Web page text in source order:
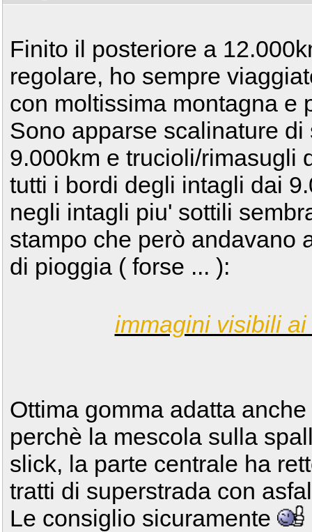
Finito il posteriore a
regolare, ho sempre
con moltissima montagna e
Sono apparse scalinature
9.000km e trucioli/rimasugli
tutti i bordi degli intagli dai
negli intagli piu' sottili
stampo che però andavano
di pioggia ( forse ... ):
immagini visibili
Ottima gomma adatta
perchè la mescola sulla
slick, la parte centrale ha
tratti di superstrada con
Le consiglio sicuramente